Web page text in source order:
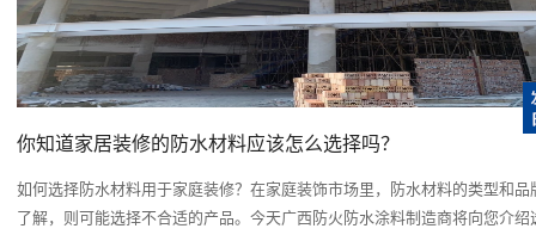
你知道家居装修的防水材料应该怎么选择吗？
如何选择防水材料用于家庭装修？在家庭装饰市场里，防水材料的类型和品
了解，则可能选择不合适的产品。今天广西防火防水涂料制造商将向您介绍